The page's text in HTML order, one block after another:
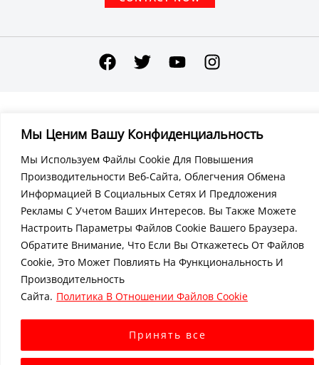
Мы Ценим Вашу Конфиденциальность
Мы Используем Файлы Cookie Для Повышения
Производительности Веб-Сайта, Облегчения Обмена
Информацией В Социальных Сетях И Предложения
Рекламы С Учетом Ваших Интересов. Вы Также Можете
Настроить Параметры Файлов Cookie Вашего Браузера.
Обратите Внимание, Что Если Вы Откажетесь От Файлов
Cookie, Это Может Повлиять На Функциональность И
Производительность
Сайта. Политика В Отношении Файлов Cookie
Принять все